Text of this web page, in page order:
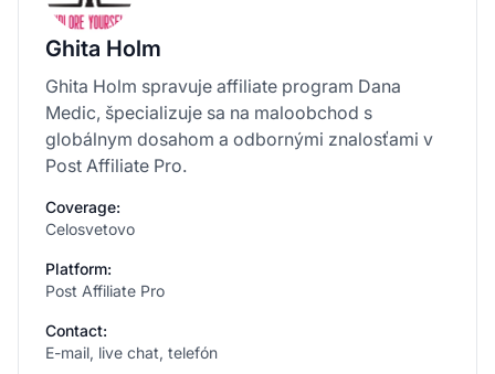
Ghita Holm
Ghita Holm spravuje affiliate program Dana
Medic, špecializuje sa na maloobchod s
globálnym dosahom a odbornými znalosťami v
Post Affiliate Pro.
Coverage:
Celosvetovo
Platform:
Post Affiliate Pro
Contact:
E-mail, live chat, telefón